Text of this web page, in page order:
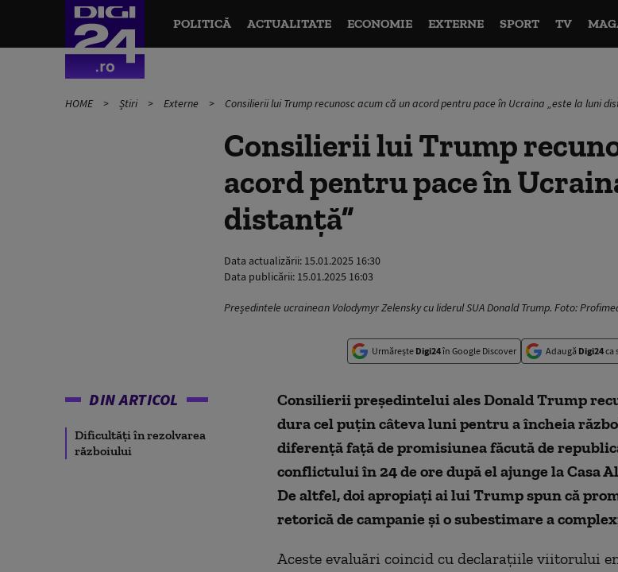
POLITICĂ ACTUALITATE ECONOMIE EXTERNE SPORT TV
HOME Știri Externe Consilierii lui Trump recunosc acum că un acord pentru pace în Ucraina „este la luni
Consilierii lui Trump
acord pentru pace în
distanță”
Data actualizării: 15.01.2025 16:30
Data publicării: 15.01.2025 16:03
Președintele ucrainean Volodymyr Zelensky cu liderul SUA Donald Trump. Foto:
Urmărește Digi24în Google Discover Adaugă Digi24ca
DIN ARTICOL
Dificultăți în rezolvarea
războiului
Consilierii președintelui ales Donald Trump
dura cel puțin câteva luni pentru a încheia
diferență față de promisiunea făcută de
conflictului în 24 de ore după el ajunge la Casa
De altfel, doi apropiați ai lui Trump spun că
retorică de campanie și o subestimare a
Aceste evaluări coincid cu declarațiile viitorului